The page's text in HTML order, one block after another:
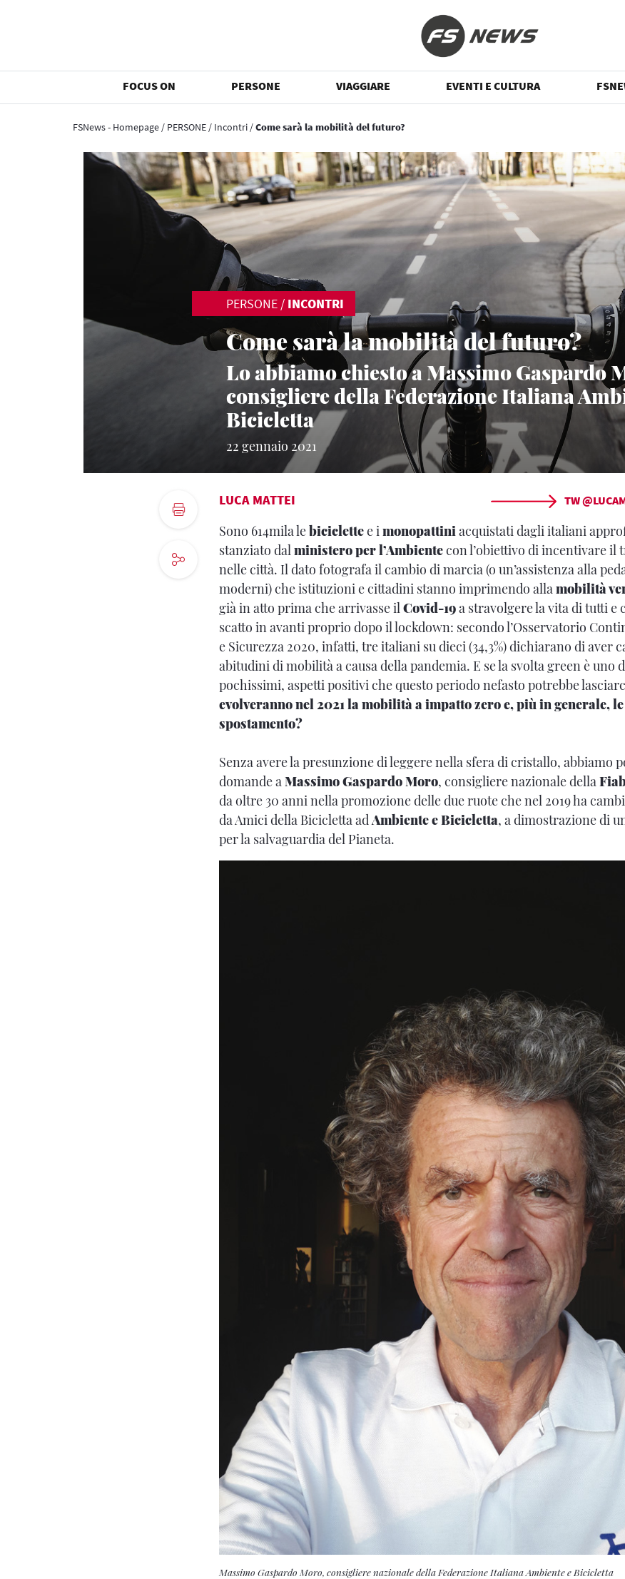
FOCUS ON PERSONE VIAGGIARE EVENTI E CULTURA
FSNews - Homepage / PERSONE / Incontri /Come sarà la mobilità del futuro?
PERSONE / INCONTRI
Come sarà la mobilità del futuro?
Lo abbiamo chiesto a Massimo Gaspardo
consigliere della Federazione Italiana
Bicicletta
22 gennaio 2021
LUCA MATTEI TW
Sono 614mila lebiciclettee i monopattini acquistati dagli italiani
stanziato dal ministero per l’Ambientecon l’obiettivo di incentivare il
nelle città. Il dato fotografa il cambio di marcia (o un’assistenza alla
moderni) che istituzioni e cittadini stanno imprimendo alla mobilità
già in atto prima che arrivasse il Covid-19a stravolgere la vita di tutti e
scatto in avanti proprio dopo il lockdown: secondo l’Osservatorio
e Sicurezza 2020, infatti, tre italiani su dieci (34,3%) dichiarano di aver
abitudini di mobilità a causa della pandemia. E se la svolta green è uno
pochissimi, aspetti positivi che questo periodo nefasto potrebbe
evolveranno nel 2021 la mobilità a impatto zero e, più in generale,
spostamento?
Senza avere la presunzione di leggere nella sfera di cristallo, abbiamo
domande a Massimo Gaspardo Moro, consigliere nazionale della
da oltre 30 anni nella promozione delle due ruote che nel 2019 ha
da Amici della Bicicletta ad Ambiente e Bicicletta, a dimostrazione di
per la salvaguardia del Pianeta.
Massimo Gaspardo Moro, consigliere nazionale della Federazione Italiana Ambiente e Bicicletta